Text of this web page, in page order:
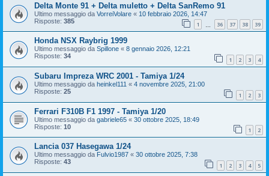
Delta Monte 91 + Delta muletto + Delta SanRemo 91
Ultimo messaggio da VorreiVolare « 10 febbraio 2026, 14:47
Risposte: 385 1 36 37 38 39
Honda NSX Raybrig 1999
Ultimo messaggio da Spillone « 8 gennaio 2026, 12:21
Risposte: 34 1 2 3 4
Subaru Impreza WRC 2001 - Tamiya 1/24
Ultimo messaggio da heinkel111 « 4 novembre 2025, 21:00
Risposte: 25 1 2 3
Ferrari F310B F1 1997 - Tamiya 1/20
Ultimo messaggio da gabriele65 « 30 ottobre 2025, 18:49
Risposte: 10 1 2
Lancia 037 Hasegawa 1/24
Ultimo messaggio da Fulvio1987 « 30 ottobre 2025, 7:38
Risposte: 43 1 2 3 4 5